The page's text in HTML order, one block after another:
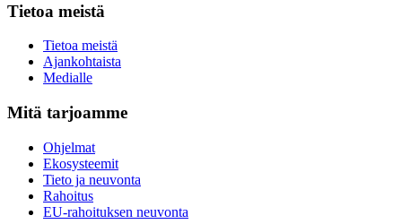
Tietoa meistä
Tietoa meistä
Ajankohtaista
Medialle
Mitä tarjoamme
Ohjelmat
Ekosysteemit
Tieto ja neuvonta
Rahoitus
EU-rahoituksen neuvonta